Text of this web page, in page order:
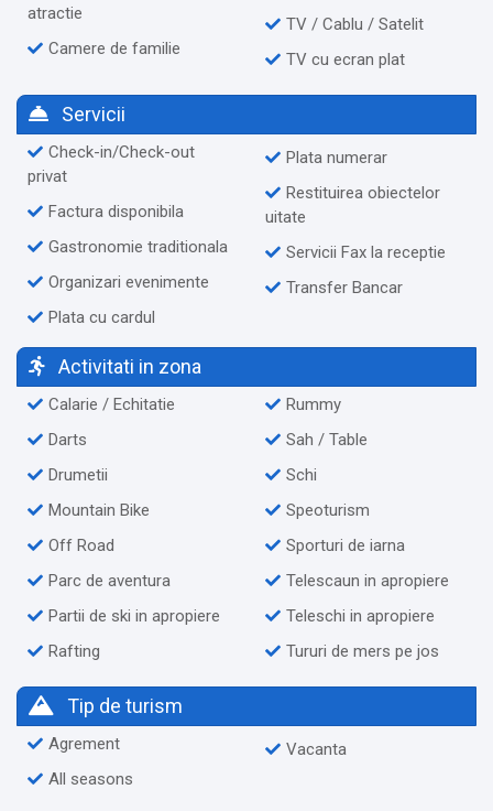
atractie
Camere de familie
TV / Cablu / Satelit
TV cu ecran plat
Servicii
Check-in/Check-out
privat
Factura disponibila
Gastronomie traditionala
Organizari evenimente
Plata cu cardul
Plata numerar
Restituirea obiectelor
uitate
Servicii Fax la receptie
Transfer Bancar
Activitati in zona
Calarie / Echitatie
Darts
Drumetii
Mountain Bike
Off Road
Parc de aventura
Partii de ski in apropiere
Rafting
Rummy
Sah / Table
Schi
Speoturism
Sporturi de iarna
Telescaun in apropiere
Teleschi in apropiere
Tururi de mers pe jos
Tip de turism
Agrement
All seasons
Vacanta